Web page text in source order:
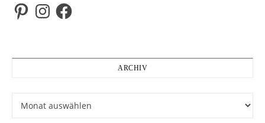
PinterestInstagramFacebook
ARCHIV